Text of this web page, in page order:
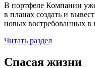
В портфеле Компании
в планах создать и
новых востребованных
Читать раздел
Спасая жизни